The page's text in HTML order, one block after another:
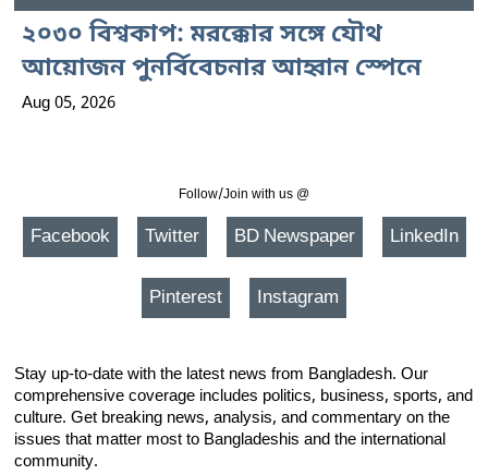
২০৩০ বিশ্বকাপ: মরক্কোর সঙ্গে যৌথ
আয়োজন পুনর্বিবেচনার আহ্বান স্পেনে
Aug 05, 2026
Follow/Join with us @
Facebook Twitter BD Newspaper LinkedIn
Pinterest Instagram
Stay up-to-date with the latest news from Bangladesh. Our
comprehensive coverage includes politics, business, sports, and
culture. Get breaking news, analysis, and commentary on the
issues that matter most to Bangladeshis and the international
community.